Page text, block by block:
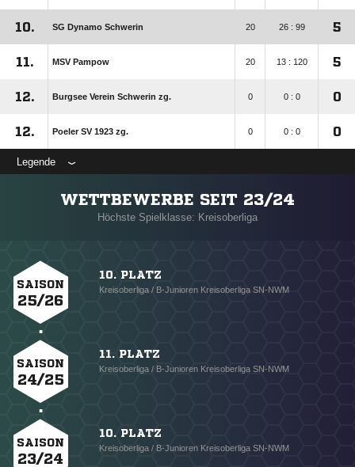
10. SG Dynamo Schwerin 20 26 : 99 5
11. MSV Pampow 20 13 : 120 5
12. Burgsee Verein Schwerin zg. 0 0 : 0 0
12. Poeler SV 1923 zg. 0 0 : 0 0
Legende
WETTBEWERBE SEIT 23/24
Höchste Spielklasse: Kreisoberliga
SAISON
25/26
10. PLATZ
Kreisoberliga / B-Junioren Kreisoberliga SN-NWM
SAISON
24/25
11. PLATZ
Kreisoberliga / B-Junioren Kreisoberliga SN-NWM
SAISON
23/24
10. PLATZ
Kreisoberliga / B-Junioren Kreisoberliga SN-NWM